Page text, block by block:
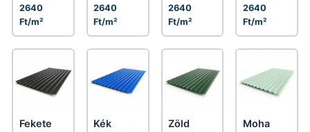
2640
Ft/m²
2640
Ft/m²
2640
Ft/m²
2640
Ft/m²
Fekete Kék Zöld
Moha